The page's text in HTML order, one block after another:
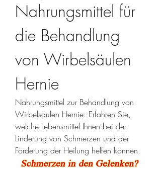
Nahrungsmittel für
die Behandlung
von Wirbelsäulen
Hernie
Nahrungsmittel zur Behandlung von
Wirbelsäulen Hernie: Erfahren Sie,
welche Lebensmittel Ihnen bei der
Linderung von Schmerzen und der
Förderung der Heilung helfen können.